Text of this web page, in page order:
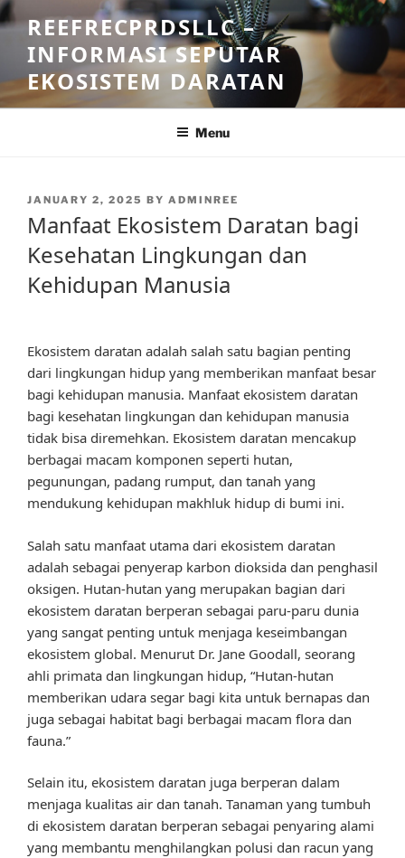
Skip
to
content
REEFRECPRDSLLC –
INFORMASI SEPUTAR
EKOSISTEM DARATAN
Menu
POSTED
JANUARY 2, 2025 BY ADMINREE
Manfaat Ekosistem Daratan bagi
Kesehatan Lingkungan dan
Kehidupan Manusia
Ekosistem daratan adalah salah satu bagian penting
dari lingkungan hidup yang memberikan manfaat besar
bagi kehidupan manusia. Manfaat ekosistem daratan
bagi kesehatan lingkungan dan kehidupan manusia
tidak bisa diremehkan. Ekosistem daratan mencakup
berbagai macam komponen seperti hutan,
pegunungan, padang rumput, dan tanah yang
mendukung kehidupan makhluk hidup di bumi ini.
Salah satu manfaat utama dari ekosistem daratan
adalah sebagai penyerap karbon dioksida dan penghasil
oksigen. Hutan-hutan yang merupakan bagian dari
ekosistem daratan berperan sebagai paru-paru dunia
yang sangat penting untuk menjaga keseimbangan
ekosistem global. Menurut Dr. Jane Goodall, seorang
ahli primata dan lingkungan hidup, “Hutan-hutan
memberikan udara segar bagi kita untuk bernapas dan
juga sebagai habitat bagi berbagai macam flora dan
fauna.”
Selain itu, ekosistem daratan juga berperan dalam
menjaga kualitas air dan tanah. Tanaman yang tumbuh
di ekosistem daratan berperan sebagai penyaring alami
yang membantu menghilangkan polusi dan racun yang